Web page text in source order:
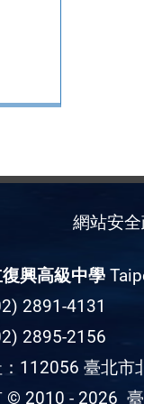
網站安
興高級中學
2891-4131
2895-2156
112056 臺北市
© 2010 - 2026